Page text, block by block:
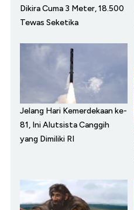
Dikira Cuma 3 Meter, 18.500
Tewas Seketika
Jelang Hari Kemerdekaan ke-
81, Ini Alutsista Canggih
yang Dimiliki RI